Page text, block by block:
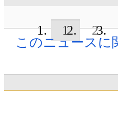
1 2
このニュースに